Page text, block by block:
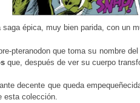
saga épica, muy bien parida, con un
pteranodon que toma su nombre
que, después de ver su cuerpo
decente que queda
esta colección.